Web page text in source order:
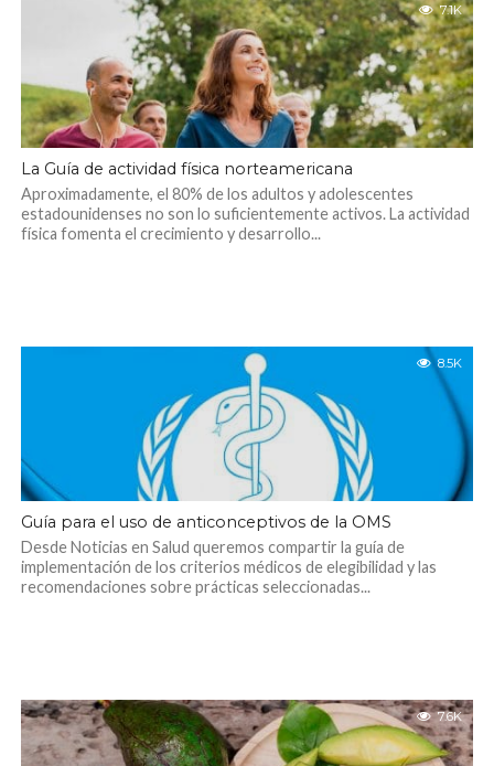
7.1K
La Guía de actividad física norteamericana
Aproximadamente, el 80% de los adultos y adolescentes
estadounidenses no son lo suficientemente activos. La actividad
física fomenta el crecimiento y desarrollo...
8.5K
Guía para el uso de anticonceptivos de la OMS
Desde Noticias en Salud queremos compartir la guía de
implementación de los criterios médicos de elegibilidad y las
recomendaciones sobre prácticas seleccionadas...
7.6K